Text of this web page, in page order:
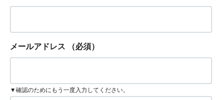
メールアドレス （必須）
▼確認のためにもう一度入力してください。